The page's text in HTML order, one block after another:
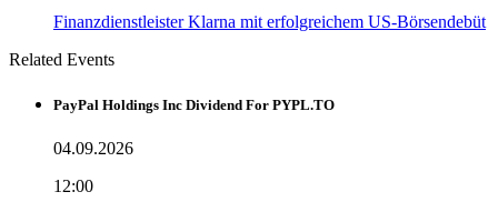
Finanzdienstleister Klarna mit erfolgreichem US-Börsendebüt
Related Events
PayPal Holdings Inc Dividend For PYPL.TO
04.09.2026
12:00